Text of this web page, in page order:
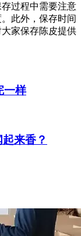
过程中需要注意
此外，保存时间
家保存陈皮提供
一样
来香？